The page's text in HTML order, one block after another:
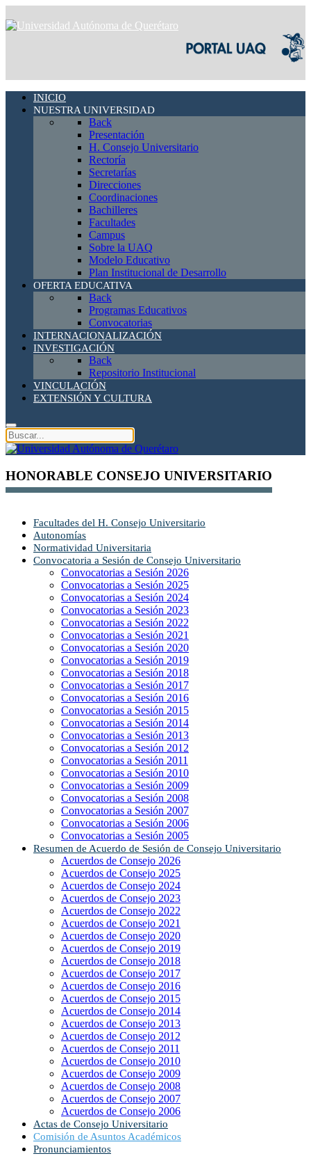
INICIO
NUESTRA UNIVERSIDAD
Back
Presentación
H. Consejo Universitario
Rectoría
Secretarías
Direcciones
Coordinaciones
Bachilleres
Facultades
Campus
Sobre la UAQ
Modelo Educativo
Plan Institucional de Desarrollo
OFERTA EDUCATIVA
Back
Programas Educativos
Convocatorias
INTERNACIONALIZACIÓN
INVESTIGACIÓN
Back
Repositorio Institucional
VINCULACIÓN
EXTENSIÓN Y CULTURA
HONORABLE CONSEJO UNIVERSITARIO
Facultades del H. Consejo Universitario
Autonomías
Normatividad Universitaria
Convocatoria a Sesión de Consejo Universitario
Convocatorias a Sesión 2026
Convocatorias a Sesión 2025
Convocatorias a Sesión 2024
Convocatorias a Sesión 2023
Convocatorias a Sesión 2022
Convocatorias a Sesión 2021
Convocatorias a Sesión 2020
Convocatorias a Sesión 2019
Convocatorias a Sesión 2018
Convocatorias a Sesión 2017
Convocatorias a Sesión 2016
Convocatorias a Sesión 2015
Convocatorias a Sesión 2014
Convocatorias a Sesión 2013
Convocatorias a Sesión 2012
Convocatorias a Sesión 2011
Convocatorias a Sesión 2010
Convocatorias a Sesión 2009
Convocatorias a Sesión 2008
Convocatorias a Sesión 2007
Convocatorias a Sesión 2006
Convocatorias a Sesión 2005
Resumen de Acuerdo de Sesión de Consejo Universitario
Acuerdos de Consejo 2026
Acuerdos de Consejo 2025
Acuerdos de Consejo 2024
Acuerdos de Consejo 2023
Acuerdos de Consejo 2022
Acuerdos de Consejo 2021
Acuerdos de Consejo 2020
Acuerdos de Consejo 2019
Acuerdos de Consejo 2018
Acuerdos de Consejo 2017
Acuerdos de Consejo 2016
Acuerdos de Consejo 2015
Acuerdos de Consejo 2014
Acuerdos de Consejo 2013
Acuerdos de Consejo 2012
Acuerdos de Consejo 2011
Acuerdos de Consejo 2010
Acuerdos de Consejo 2009
Acuerdos de Consejo 2008
Acuerdos de Consejo 2007
Acuerdos de Consejo 2006
Actas de Consejo Universitario
Comisión de Asuntos Académicos
Pronunciamientos